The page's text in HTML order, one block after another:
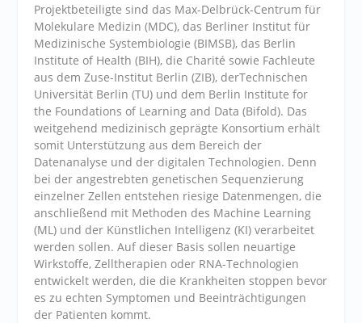
Projektbeteiligte sind das Max-Delbrück-Centrum für
Molekulare Medizin (MDC), das Berliner Institut für
Medizinische Systembiologie (BIMSB), das Berlin
Institute of Health (BIH), die Charité sowie Fachleute
aus dem Zuse-Institut Berlin (ZIB), derTechnischen
Universität Berlin (TU) und dem Berlin Institute for
the Foundations of Learning and Data (Bifold). Das
weitgehend medizinisch geprägte Konsortium erhält
somit Unterstützung aus dem Bereich der
Datenanalyse und der digitalen Technologien. Denn
bei der angestrebten genetischen Sequenzierung
einzelner Zellen entstehen riesige Datenmengen, die
anschließend mit Methoden des Machine Learning
(ML) und der Künstlichen Intelligenz (KI) verarbeitet
werden sollen. Auf dieser Basis sollen neuartige
Wirkstoffe, Zelltherapien oder RNA-Technologien
entwickelt werden, die die Krankheiten stoppen bevor
es zu echten Symptomen und Beeinträchtigungen
der Patienten kommt.